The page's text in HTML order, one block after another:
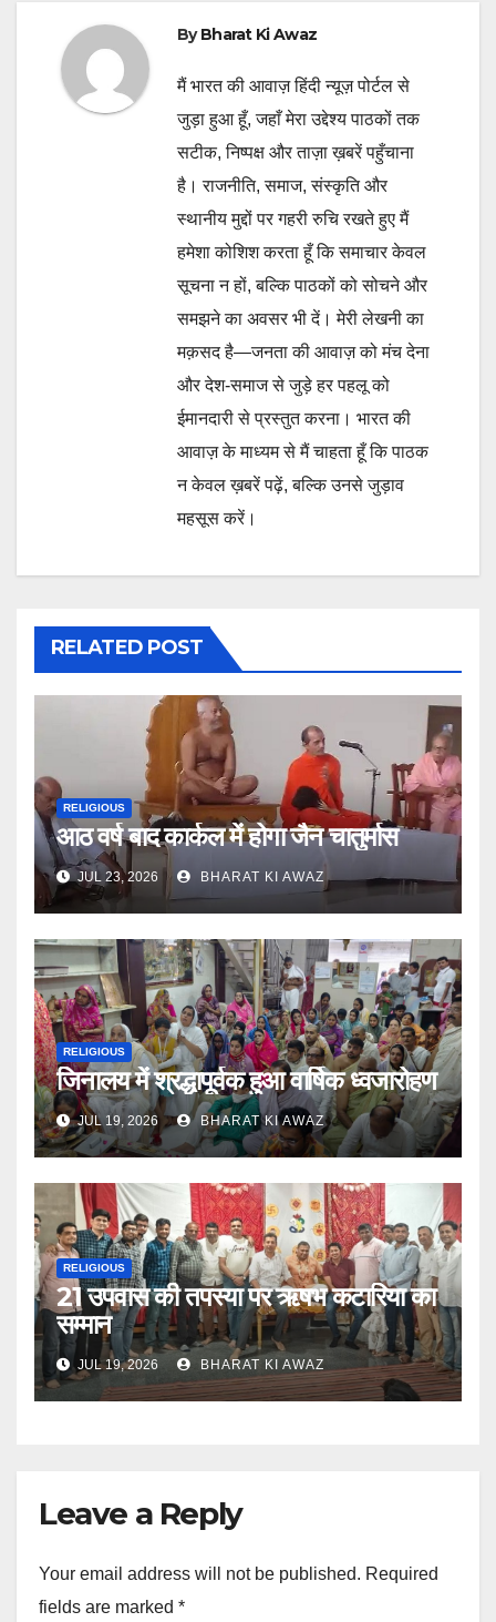
ByBharat Ki Awaz
मैं भारत की आवाज़ हिंदी न्यूज़ पोर्टल से
जुड़ा हुआ हूँ, जहाँ मेरा उद्देश्य पाठकों तक
सटीक, निष्पक्ष और ताज़ा ख़बरें पहुँचाना
है। राजनीति, समाज, संस्कृति और
स्थानीय मुद्दों पर गहरी रुचि रखते हुए मैं
हमेशा कोशिश करता हूँ कि समाचार केवल
सूचना न हों, बल्कि पाठकों को सोचने और
समझने का अवसर भी दें। मेरी लेखनी का
मक़सद है—जनता की आवाज़ को मंच देना
और देश-समाज से जुड़े हर पहलू को
ईमानदारी से प्रस्तुत करना। भारत की
आवाज़ के माध्यम से मैं चाहता हूँ कि पाठक
न केवल ख़बरें पढ़ें, बल्कि उनसे जुड़ाव
महसूस करें।
RELATED POST
RELIGIOUS
आठ वर्ष बाद कार्कल में होगा जैन चातुर्मास
JUL 23, 2026 BHARAT KI AWAZ
RELIGIOUS
जिनालय में श्रद्धापूर्वक हुआ वार्षिक ध्वजारोहण
JUL 19, 2026 BHARAT KI AWAZ
RELIGIOUS
21 उपवास की तपस्या पर ऋषभ कटारिया का
सम्मान
JUL 19, 2026 BHARAT KI AWAZ
Leave a Reply
Your email address will not be published. Required
fields are marked *